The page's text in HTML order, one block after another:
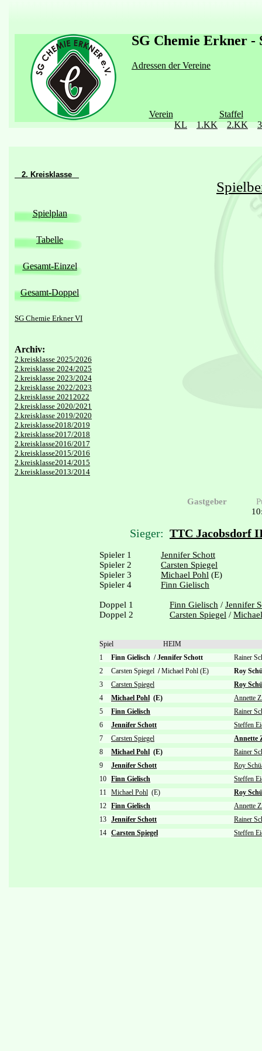
SG Chemie Erkner -
Adressen der Vereine
Verein
Staffel
KL
1.KK 2.KK
2. Kreisklasse
Spielplan
Tabelle
Gesamt-Einzel
Gesamt-Doppel
SG Chemie Erkner VI
Archiv:
2.kreisklasse 2025/2026
2.kreisklasse 2024/2025
2.kreisklasse 2023/2024
2.kreisklasse 2022/2023
2.kreisklasse 20212022
2.kreisklasse 2020/2021
2.kreisklasse 2019/2020
2.kreisklasse2018/2019
2.kreisklasse2017/2018
2.kreisklasse2016/2017
2.kreisklasse2015/2016
2.kreisklasse2014/2015
2.kreisklasse2013/2014
Gastgeber
Sieger: TTC Jacobsdorf
Spieler 1
Jennifer Schott
Spieler 2
Carsten Spiegel
Spieler 3
Michael Pohl (E)
Spieler 4
Finn Gielisch
Doppel 1 Finn Gielisch / Jennifer
Doppel 2
Carsten Spiegel /
Spiel
HEIM
1
Finn Gielisch /Jennifer Schott
Rainer
2
Carsten Spiegel /Michael Pohl (E)
Roy
3
Carsten Spiegel
Roy
4
Michael Pohl (E)
Annette
5
Finn Gielisch
Rainer
6
Jennifer Schott
Steffen
7
Carsten Spiegel
Annette
8
Michael Pohl (E)
Rainer
9
Jennifer Schott
Roy
10 Finn Gielisch
Steffen
11 Michael Pohl (E)
Roy
12 Finn Gielisch
Annette
13 Jennifer Schott
Rainer
14 Carsten Spiegel Steffen